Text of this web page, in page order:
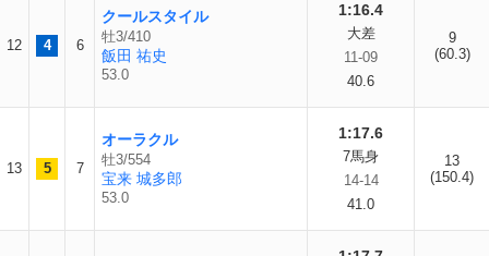
12 4 6
クールスタイル
牡3/410
飯田 祐史
53.0
1:16.4
大差
11-09
40.6
9
(60.3)
13 5 7
オーラクル
牡3/554
宝来 城多郎
53.0
1:17.6
7馬身
14-14
41.0
13
(150.4)